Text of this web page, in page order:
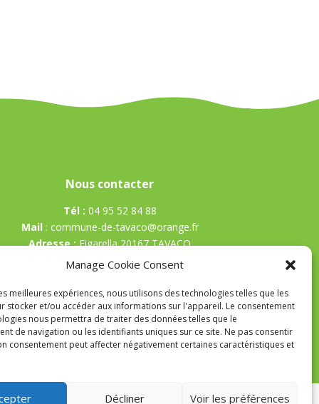
Manage Cookie Consent
meilleures expériences, nous utilisons des technologies telles que les
stocker et/ou accéder aux informations sur l'appareil. Le consentement
nous permettra de traiter des données telles que le
de navigation ou les identifiants uniques sur ce site. Ne pas consentir
consentement peut affecter négativement certaines caractéristiques et
Décliner Voir les préférences
Nous contacter
Tél : 04 95 52 84 88
Mail : commune-de-tavaco@orange.fr
Adresse :Figarella 20167 TAVACO